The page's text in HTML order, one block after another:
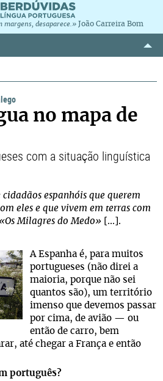
margens, desaparece.» João Carreira Bom
no mapa de
com a situação linguística
espanhóis que querem
eles e que vivem em terras com
Milagres do Medo» [...].
A Espanha é, para muitos
portugueses (não direi a
maioria, porque não sei
quantos são), um território
imenso que devemos passar
por cima, de avião — ou
então de carro, bem
até chegar a França e então
português?